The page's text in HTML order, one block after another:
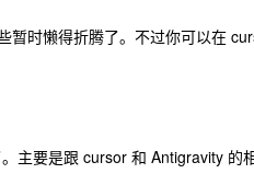
暂时懒得折腾了。不过你可以在
主要是跟 cursor 和 Antigravity 的